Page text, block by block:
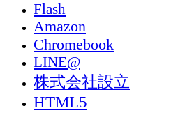
Flash
Amazon
Chromebook
LINE@
株式会社設立
HTML5